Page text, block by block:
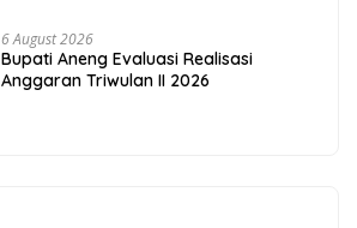
6 August 2026
Bupati Aneng Evaluasi Realisasi
Anggaran Triwulan II 2026